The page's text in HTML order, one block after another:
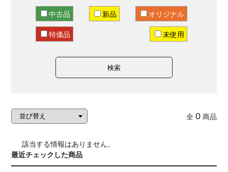
中古品 新品 オリジナル
特価品 未使用
検索
全 0商品
該当する情報はありません。
最近チェックした商品